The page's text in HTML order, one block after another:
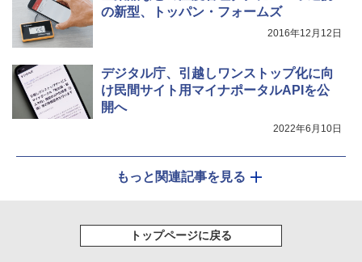
の新型、トッパン・フォームズ
2016年12月12日
デジタル庁、引越しワンストップ化に向
け民間サイト用マイナポータルAPIを公
開へ
2022年6月10日
もっと関連記事を見る
トップページに戻る